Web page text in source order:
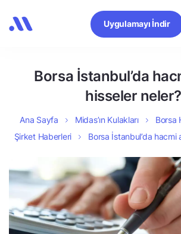
Uygulamayı İndir
Borsa İstanbul’da
hisseler neler?
Ana Sayfa Midas’ın Kulakları Borsa
Şirket Haberleri
Borsa İstanbul’da hacmi